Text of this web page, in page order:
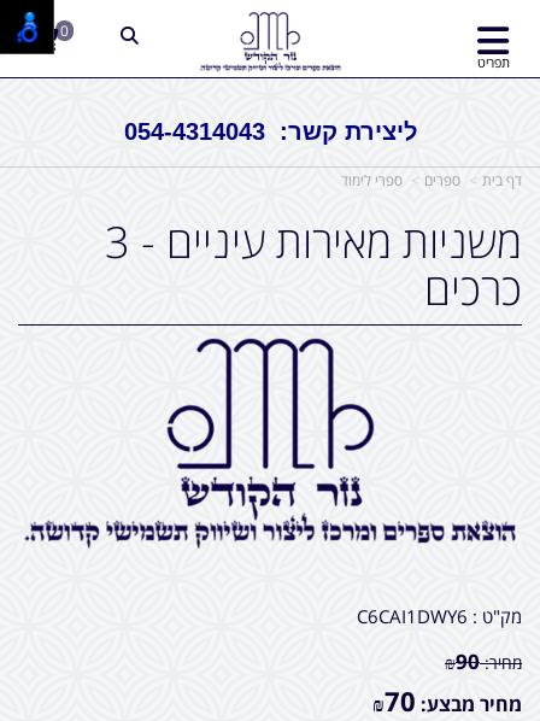
ליצירת קשר: 054-4314043
תפריט
0
דף בית ספרים ספרי לימוד
משניות מאירות עיניים - 3
כרכים
מק"ט : C6CAI1DWY6
מחיר: ₪90
מחיר מבצע: ₪70